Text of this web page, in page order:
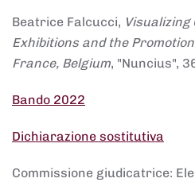
Beatrice Falcucci, Visualizing
Exhibitions and the
France, Belgium, "Nuncius",
Bando 2022
Dichiarazione sostitutiva
Commissione giudicatrice: